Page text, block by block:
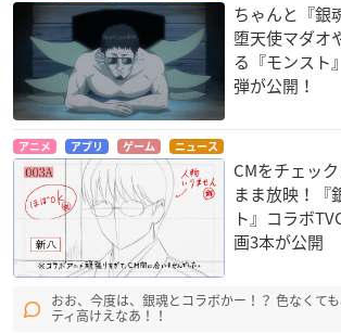
ちゃんと『銀
堕天使マダオ
る『モンスト
弾が公開！
アニメ アプリ ゲーム ニュース
CMをチェッ
まま放映！『
ト』コラボ
画3本が公開
おお、今度は、銀魂とコラボかー！？ 色なくて
ティ高けえなあ！！